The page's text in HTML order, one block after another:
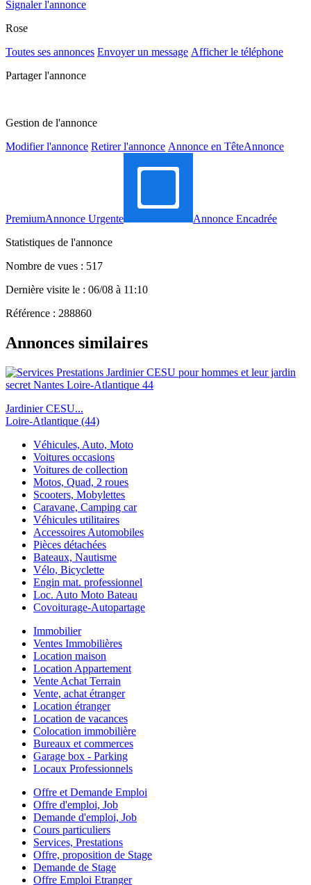
Signaler l'annonce
Rose
Toutes ses annonces Envoyer un message Afficher le téléphone
Partager l'annonce
Gestion de l'annonce
Modifier l'annonce Retirer l'annonce Annonce en TêteAnnonce
PremiumAnnonce Urgente
Annonce Encadrée
Statistiques de l'annonce
Nombre de vues : 517
Dernière visite le : 06/08 à 11:10
Référence : 288860
Annonces similaires
Jardinier CESU...
Loire-Atlantique (44)
Véhicules, Auto, Moto
Voitures occasions
Voitures de collection
Motos, Quad, 2 roues
Scooters, Mobylettes
Caravane, Camping car
Véhicules utilitaires
Accessoires Automobiles
Pièces détachées
Bateaux, Nautisme
Vélo, Bicyclette
Engin mat. professionnel
Loc. Auto Moto Bateau
Covoiturage-Autopartage
Immobilier
Ventes Immobilières
Location maison
Location Appartement
Vente Achat Terrain
Vente, achat étranger
Location étranger
Location de vacances
Colocation immobilière
Bureaux et commerces
Garage box - Parking
Locaux Professionnels
Offre et Demande Emploi
Offre d'emploi, Job
Demande d'emploi, Job
Cours particuliers
Services, Prestations
Offre, proposition de Stage
Demande de Stage
Offre Emploi Etranger